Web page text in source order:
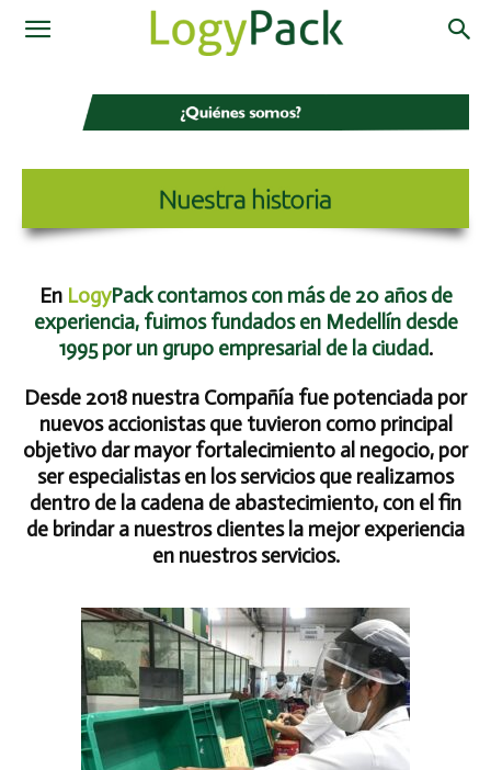
En LogyPackcontamos con más de 20 años de
experiencia, fuimos fundados en Medellín desde
1995 por un grupo empresarial de la ciudad.
Desde 2018 nuestra Compañía fue potenciada por
nuevos accionistas que tuvieron como principal
objetivo dar mayor fortalecimiento al negocio, por
ser especialistas en los servicios que realizamos
dentro de la cadena de abastecimiento, con el fin
de brindar a nuestros clientes la mejor experiencia
en nuestros servicios.